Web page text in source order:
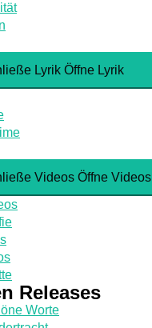
Lyrik Öffne Lyrik
Videos Öffne Videos
Releases
Worte